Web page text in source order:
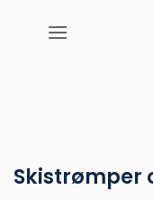
Skistrømper